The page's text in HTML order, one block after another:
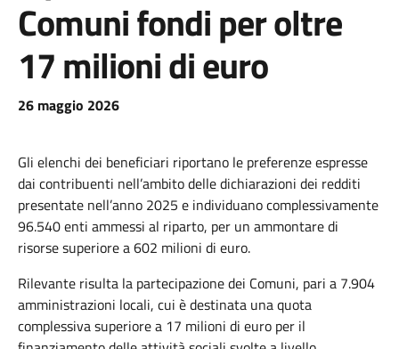
Comuni fondi per oltre
17 milioni di euro
26 maggio 2026
Gli elenchi dei beneficiari riportano le preferenze espresse
dai contribuenti nell’ambito delle dichiarazioni dei redditi
presentate nell’anno 2025 e individuano complessivamente
96.540 enti ammessi al riparto, per un ammontare di
risorse superiore a 602 milioni di euro.
Rilevante risulta la partecipazione dei Comuni, pari a 7.904
amministrazioni locali, cui è destinata una quota
complessiva superiore a 17 milioni di euro per il